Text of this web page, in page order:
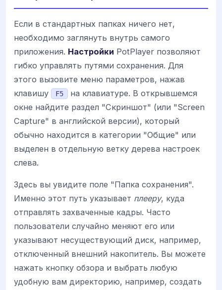
Если в стандартных папках ничего нет,
необходимо заглянуть внутрь самого
приложения. Настройки PotPlayer позволяют
гибко управлять путями сохранения. Для
этого вызовите меню параметров, нажав
клавишу
F5
на клавиатуре. В открывшемся
окне найдите раздел "Скриншот" (или "Screen
Capture" в английской версии), который
обычно находится в категории "Общие" или
выделен в отдельную ветку дерева настроек
слева.
Здесь вы увидите поле "Папка сохранения".
Именно этот путь указывает плееру, куда
отправлять захваченные кадры. Часто
пользователи случайно меняют его или
указывают несуществующий диск, например,
отключенный внешний накопитель. Вы можете
нажать кнопку обзора и выбрать любую
удобную вам директорию, например, создать